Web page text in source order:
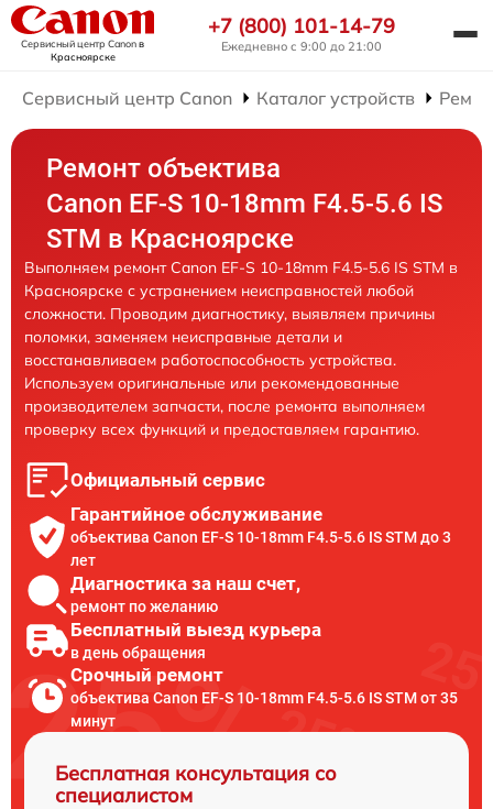
Сервисный центр Canonв
Красноярске
+7 (800) 101-14-79
Ежедневно с 9:00 до 21:00
Сервисный центр Canon Каталог устройств
Ремонт объектива
Canon EF-S 10-18mm F4.5-5.6 IS
STM в Красноярске
Выполняем ремонт Canon EF-S 10-18mm F4.5-5.6 IS STM в
Красноярске с устранением неисправностей любой
сложности. Проводим диагностику, выявляем причины
поломки, заменяем неисправные детали и
восстанавливаем работоспособность устройства.
Используем оригинальные или рекомендованные
производителем запчасти, после ремонта выполняем
проверку всех функций и предоставляем гарантию.
Официальный сервис
Гарантийное обслуживание
объектива Canon EF-S 10-18mm F4.5-5.6 IS STM до 3
лет
Диагностика за наш счет,
ремонт по желанию
Бесплатный выезд курьера
в день обращения
Срочный ремонт
объектива Canon EF-S 10-18mm F4.5-5.6 IS STM от 35
минут
Бесплатная консультация со
специалистом